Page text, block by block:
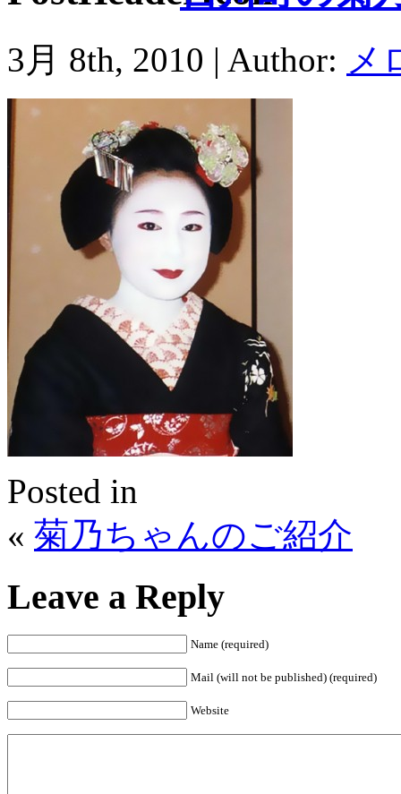
3月 8th, 2010 | Author: メ
Posted in
« 菊乃ちゃんのご紹介
Leave a Reply
Name (required)
Mail (will not be published) (required)
Website